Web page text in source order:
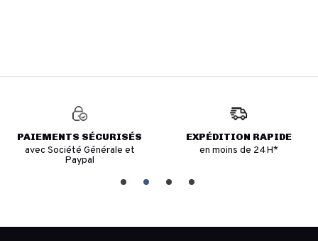
PAIEMENTS SÉCURISÉS
avec Société Générale et
Paypal
EXPÉDITION RAPIDE
en moins de 24H*